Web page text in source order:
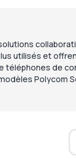
utilisés et
téléphones de
Polycom